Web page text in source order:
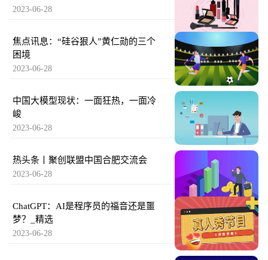
2023-06-28
焦点讯息：“硅谷狠人”黄仁勋的三个
困境
2023-06-28
中国大模型现状：一面狂热，一面冷
峻
2023-06-28
热头条丨聚创联盟中国合肥交流会
2023-06-28
ChatGPT：AI是程序员的福音还是噩
梦？_精选
2023-06-28